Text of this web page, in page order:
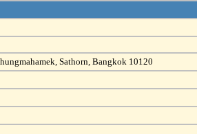
Sathorn, Bangkok 10120